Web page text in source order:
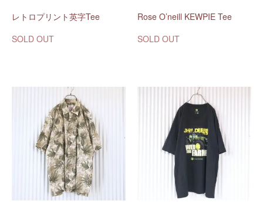
レトロプリント英字Tee
SOLD OUT
Rose O’neill KEWPIE Tee
SOLD OUT